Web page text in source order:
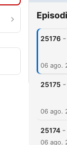
25176 -
06 ago.
25175 -
06 ago.
25174 -
06 ago.